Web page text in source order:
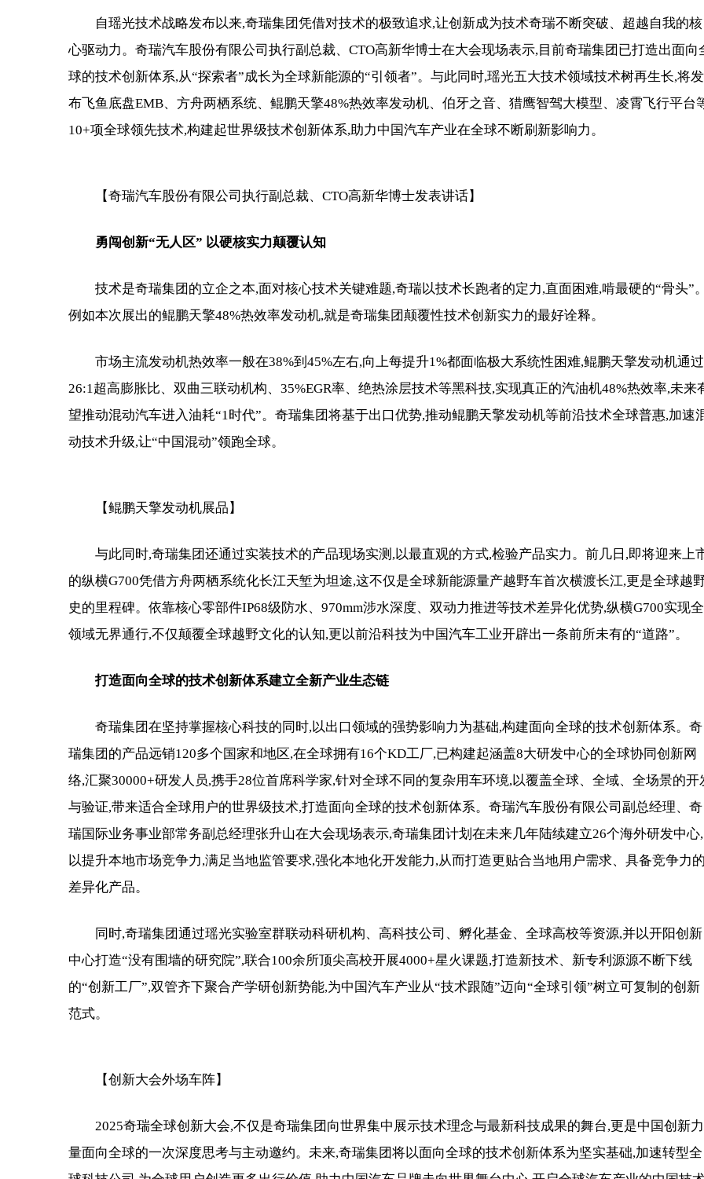
自瑶光技术战略发布以来,奇瑞集团凭借对技术的极致追求,让创新成为技术奇瑞不断突破、超越自我的核
心驱动力。奇瑞汽车股份有限公司执行副总裁、CTO高新华博士在大会现场表示,目前奇瑞集团已打造出面向
球的技术创新体系,从“探索者”成长为全球新能源的“引领者”。与此同时,瑶光五大技术领域技术树再生长,将发
布飞鱼底盘EMB、方舟两栖系统、鲲鹏天擎48%热效率发动机、伯牙之音、猎鹰智驾大模型、凌霄飞行平台
10+项全球领先技术,构建起世界级技术创新体系,助力中国汽车产业在全球不断刷新影响力。
【奇瑞汽车股份有限公司执行副总裁、CTO高新华博士发表讲话】
勇闯创新“无人区” 以硬核实力颠覆认知
技术是奇瑞集团的立企之本,面对核心技术关键难题,奇瑞以技术长跑者的定力,直面困难,啃最硬的“骨头”。
例如本次展出的鲲鹏天擎48%热效率发动机,就是奇瑞集团颠覆性技术创新实力的最好诠释。
市场主流发动机热效率一般在38%到45%左右,向上每提升1%都面临极大系统性困难,鲲鹏天擎发动机通过
26:1超高膨胀比、双曲三联动机构、35%EGR率、绝热涂层技术等黑科技,实现真正的汽油机48%热效率,未来
望推动混动汽车进入油耗“1时代”。奇瑞集团将基于出口优势,推动鲲鹏天擎发动机等前沿技术全球普惠,加速
动技术升级,让“中国混动”领跑全球。
【鲲鹏天擎发动机展品】
与此同时,奇瑞集团还通过实装技术的产品现场实测,以最直观的方式,检验产品实力。前几日,即将迎来上
的纵横G700凭借方舟两栖系统化长江天堑为坦途,这不仅是全球新能源量产越野车首次横渡长江,更是全球越
史的里程碑。依靠核心零部件IP68级防水、970mm涉水深度、双动力推进等技术差异化优势,纵横G700实现全
领域无界通行,不仅颠覆全球越野文化的认知,更以前沿科技为中国汽车工业开辟出一条前所未有的“道路”。
打造面向全球的技术创新体系建立全新产业生态链
奇瑞集团在坚持掌握核心科技的同时,以出口领域的强势影响力为基础,构建面向全球的技术创新体系。奇
瑞集团的产品远销120多个国家和地区,在全球拥有16个KD工厂,已构建起涵盖8大研发中心的全球协同创新网
络,汇聚30000+研发人员,携手28位首席科学家,针对全球不同的复杂用车环境,以覆盖全球、全域、全场景的开
与验证,带来适合全球用户的世界级技术,打造面向全球的技术创新体系。奇瑞汽车股份有限公司副总经理、奇
瑞国际业务事业部常务副总经理张升山在大会现场表示,奇瑞集团计划在未来几年陆续建立26个海外研发中心,
以提升本地市场竞争力,满足当地监管要求,强化本地化开发能力,从而打造更贴合当地用户需求、具备竞争力的
差异化产品。
同时,奇瑞集团通过瑶光实验室群联动科研机构、高科技公司、孵化基金、全球高校等资源,并以开阳创新
中心打造“没有围墙的研究院”,联合100余所顶尖高校开展4000+星火课题,打造新技术、新专利源源不断下线
的“创新工厂”,双管齐下聚合产学研创新势能,为中国汽车产业从“技术跟随”迈向“全球引领”树立可复制的创新
范式。
【创新大会外场车阵】
2025奇瑞全球创新大会,不仅是奇瑞集团向世界集中展示技术理念与最新科技成果的舞台,更是中国创新力
量面向全球的一次深度思考与主动邀约。未来,奇瑞集团将以面向全球的技术创新体系为坚实基础,加速转型全